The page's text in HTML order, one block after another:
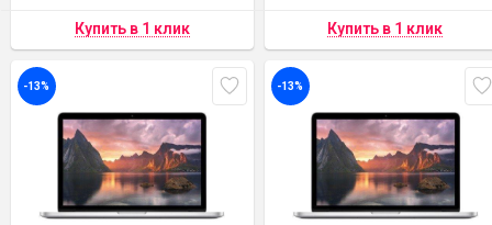
-13% -13%